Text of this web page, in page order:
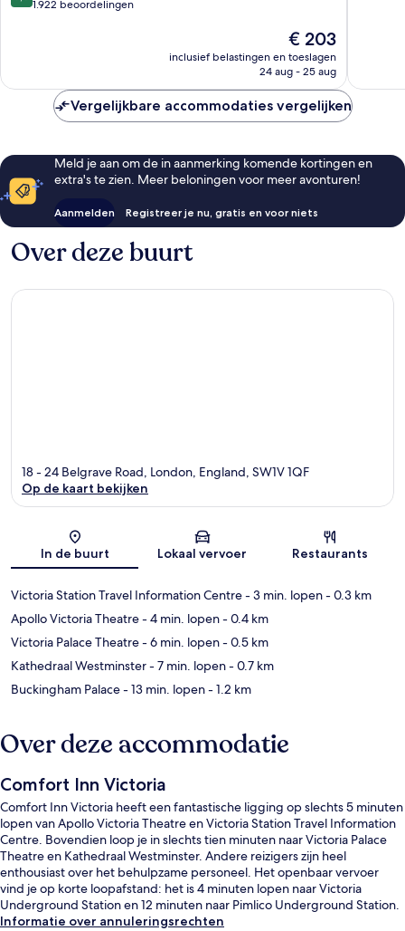
van
van1.922 beoordelingen
De
prijs
is
€ 203
inclusief belastingen en toeslagen
24 aug - 25 aug
Vergelijkbare accommodaties vergelijken
Meld je aan om de in aanmerking komende kortingen en
extra's te zien. Meer beloningen voor meer avonturen!
Aanmelden Registreer je nu, gratis en voor niets
Over deze buurt
Kaart
18 - 24 Belgrave Road, London, England, SW1V 1QF
Op de kaart bekijken
In de buurt Lokaal vervoer Restaurants
Victoria Station Travel Information Centre- 3 min. lopen- 0.3 km
Apollo Victoria Theatre- 4 min. lopen- 0.4 km
Victoria Palace Theatre- 6 min. lopen- 0.5 km
Kathedraal Westminster- 7 min. lopen- 0.7 km
Buckingham Palace- 13 min. lopen- 1.2 km
Over deze accommodatie
Comfort Inn Victoria
Comfort Inn Victoria heeft een fantastische ligging op slechts 5 minuten
lopen van Apollo Victoria Theatre en Victoria Station Travel Information
Centre. Bovendien loop je in slechts tien minuten naar Victoria Palace
Theatre en Kathedraal Westminster. Andere reizigers zijn heel
enthousiast over het behulpzame personeel. Het openbaar vervoer
vind je op korte loopafstand: het is 4 minuten lopen naar Victoria
Underground Station en 12 minuten naar Pimlico Underground Station.
Informatie over annuleringsrechten